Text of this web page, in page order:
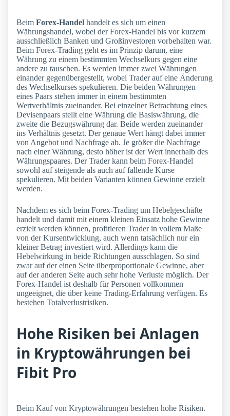
Beim Forex-Handel handelt es sich um einen
Währungshandel, wobei der Forex-Handel bis vor kurzem
ausschließlich Banken und Großinvestoren vorbehalten war.
Beim Forex-Trading geht es im Prinzip darum, eine
Währung zu einem bestimmten Wechselkurs gegen eine
andere zu tauschen. Es werden immer zwei Währungen
einander gegenübergestellt, wobei Trader auf eine Änderung
des Wechselkurses spekulieren. Die beiden Währungen
eines Paars stehen immer in einem bestimmten
Wertverhältnis zueinander. Bei einzelner Betrachtung eines
Devisenpaars stellt eine Währung die Basiswährung, die
zweite die Bezugswährung dar. Beide werden zueinander
ins Verhältnis gesetzt. Der genaue Wert hängt dabei immer
von Angebot und Nachfrage ab. Je größer die Nachfrage
nach einer Währung, desto höher ist der Wert innerhalb des
Währungspaares. Der Trader kann beim Forex-Handel
sowohl auf steigende als auch auf fallende Kurse
spekulieren. Mit beiden Varianten können Gewinne erzielt
werden.
Nachdem es sich beim Forex-Trading um Hebelgeschäfte
handelt und damit mit einem kleinen Einsatz hohe Gewinne
erzielt werden können, profitieren Trader in vollem Maße
von der Kursentwicklung, auch wenn tatsächlich nur ein
kleiner Betrag investiert wird. Allerdings kann die
Hebelwirkung in beide Richtungen ausschlagen. So sind
zwar auf der einen Seite überproportionale Gewinne, aber
auf der anderen Seite auch sehr hohe Verluste möglich. Der
Forex-Handel ist deshalb für Personen vollkommen
ungeeignet, die über keine Trading-Erfahrung verfügen. Es
bestehen Totalverlustrisiken.
Hohe Risiken bei Anlagen
in Kryptowährungen bei
Fibit Pro
Beim Kauf von Kryptowährungen bestehen hohe Risiken.